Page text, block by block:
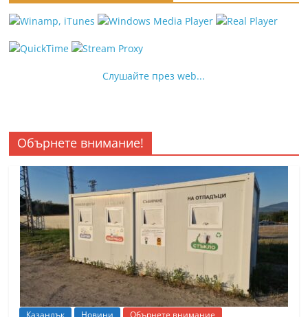
Слушайте през web...
Обърнете внимание!